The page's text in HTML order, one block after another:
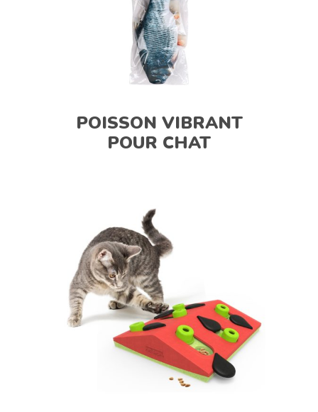
POISSON VIBRANT
POUR CHAT